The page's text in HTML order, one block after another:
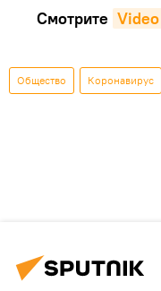
Смотрите Video
Общество Коронавирус